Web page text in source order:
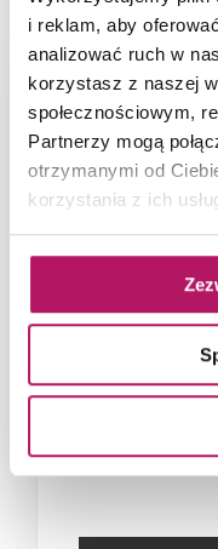
i reklam, aby
analizować ruch w
korzystasz z naszej
społecznościowym,
Partnerzy mogą
otrzymanymi od
korzystania z ich
Paradyż
Cokół
Płytka cokołowa
9,40